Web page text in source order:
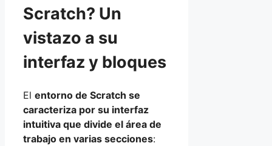
Scratch? Un
vistazo a su
interfaz y bloques
El entorno de Scratch se
caracteriza por su interfaz
intuitiva que divide el área de
trabajo en varias secciones: